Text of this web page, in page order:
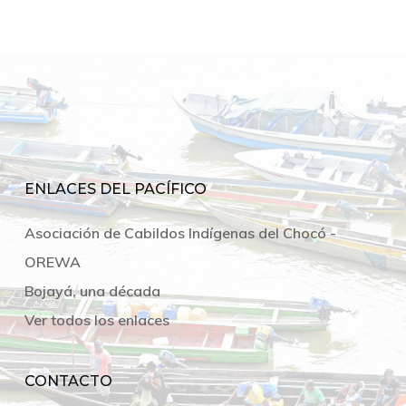
ENLACES DEL PACÍFICO
Asociación de Cabildos Indígenas del Chocó -
OREWA
Bojayá, una década
Ver todos los enlaces
CONTACTO